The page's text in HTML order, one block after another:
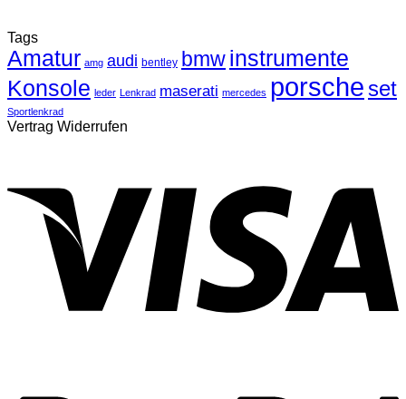
Tags
Amatur amg audi bentley bmwinstrumente
Konsole leder Lenkrad maserati mercedes porsche set
Sportlenkrad
Vertrag Widerrufen